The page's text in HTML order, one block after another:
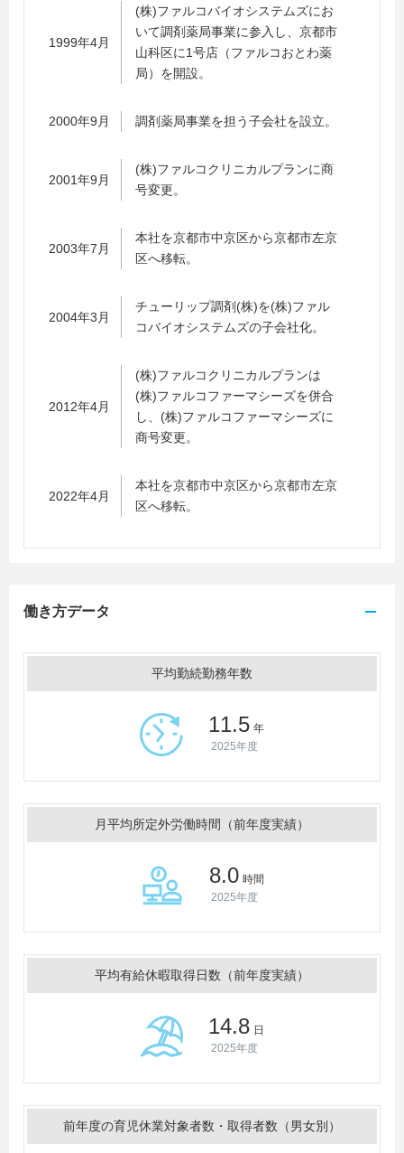
1999年4月
(株)ファルコバイオシステムズにお
いて調剤薬局事業に参入し、京都市
山科区に1号店（ファルコおとわ薬
局）を開設。
2000年9月 調剤薬局事業を担う子会社を設立。
2001年9月
(株)ファルコクリニカルプランに商
号変更。
2003年7月
本社を京都市中京区から京都市左京
区へ移転。
2004年3月
チューリップ調剤(株)を(株)ファル
コバイオシステムズの子会社化。
2012年4月
(株)ファルコクリニカルプランは
(株)ファルコファーマシーズを併合
し、(株)ファルコファーマシーズに
商号変更。
2022年4月
本社を京都市中京区から京都市左京
区へ移転。
働き方データ
平均勤続勤務年数
11.5 年
2025年度
月平均所定外労働時間（前年度実績）
8.0 時間
2025年度
平均有給休暇取得日数（前年度実績）
14.8 日
2025年度
前年度の育児休業対象者数・取得者数（男女別）